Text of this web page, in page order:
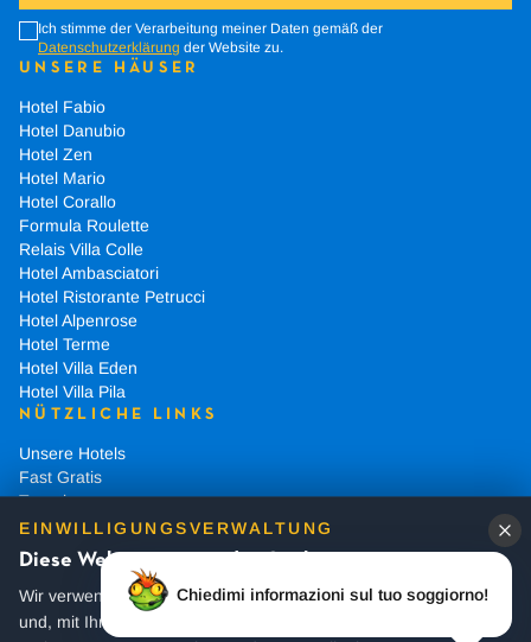
Chiedimi informazioni sul tuo soggiorno!
Ich stimme der Verarbeitung meiner Daten gemäß der
Datenschutzerklärung der Website zu.
UNSERE HÄUSER
Hotel Fabio
Hotel Danubio
Hotel Zen
Hotel Mario
Hotel Corallo
Formula Roulette
Relais Villa Colle
Hotel Ambasciatori
Hotel Ristorante Petrucci
Hotel Alpenrose
Hotel Terme
Hotel Villa Eden
Hotel Villa Pila
NÜTZLICHE LINKS
Unsere Hotels
Fast Gratis
Tausch
FAQ
Über uns
2026© Village Hotel.
EINWILLIGUNGSVERWALTUNG
Diese Website verwendet Cookies
Wir verwenden notwendige Cookies fur den Betrieb der Website
und, mit Ihrer Einwilligung, Analyse- und Marketing-Cookies zur